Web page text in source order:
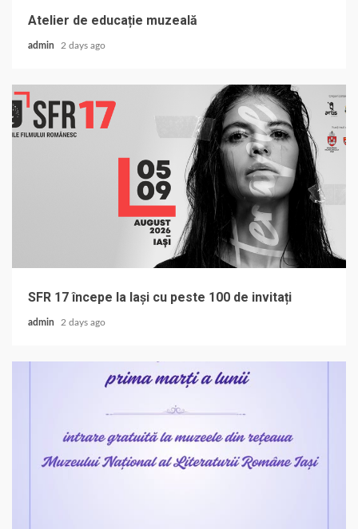
Atelier de educație muzeală
admin 2 days ago
SFR 17 începe la Iași cu peste 100 de invitați
admin 2 days ago